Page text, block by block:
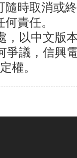
時取消或
責任。
，以中文版
爭議，信興
權。